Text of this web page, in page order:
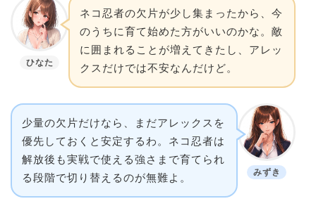
ひなた
ネコ忍者の欠片が少し集まったから、今
のうちに育て始めた方がいいのかな。敵
に囲まれることが増えてきたし、アレッ
クスだけでは不安なんだけど。
みずき
少量の欠片だけなら、まだアレックスを
優先しておくと安定するわ。ネコ忍者は
解放後も実戦で使える強さまで育てられ
る段階で切り替えるのが無難よ。